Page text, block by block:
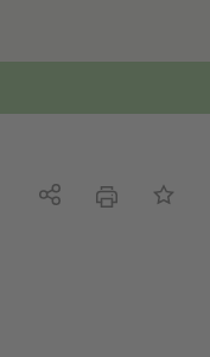
Del tryk Tilføj